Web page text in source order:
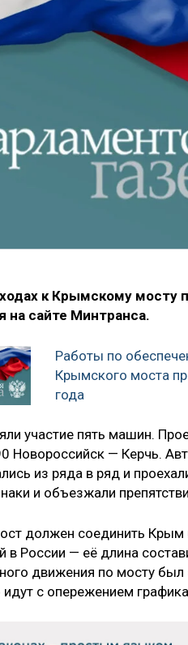
к Крымскому мосту
на сайте Минтранса.
Работы по
Крымского моста
года
участие пять машин.
Новороссийск — Керчь.
из ряда в ряд и
и объезжали
должен соединить Крым
в России — её длина
движения по мосту был
идут с опережением